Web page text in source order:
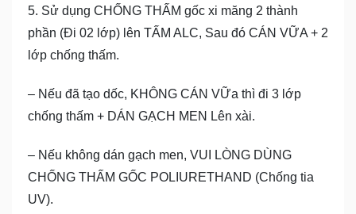
5. Sử dụng CHỐNG THẤM gốc xi măng 2 thành
phần (Đi 02 lớp) lên TẤM ALC, Sau đó CÁN VỮA + 2
lớp chống thấm.
– Nếu đã tạo dốc, KHÔNG CÁN VỮa thì đi 3 lớp
chống thấm + DÁN GẠCH MEN Lên xài.
– Nếu không dán gạch men, VUI LÒNG DÙNG
CHỐNG THẤM GỐC POLIURETHAND (Chống tia
UV).